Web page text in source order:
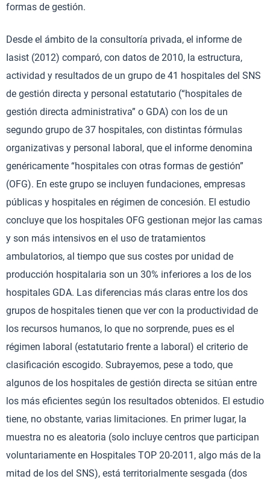
formas de gestión.
Desde el ámbito de la consultoría privada, el informe de
Iasist (2012) comparó, con datos de 2010, la estructura,
actividad y resultados de un grupo de 41 hospitales del SNS
de gestión directa y personal estatutario (“hospitales de
gestión directa administrativa” o GDA) con los de un
segundo grupo de 37 hospitales, con distintas fórmulas
organizativas y personal laboral, que el informe denomina
genéricamente “hospitales con otras formas de gestión”
(OFG). En este grupo se incluyen fundaciones, empresas
públicas y hospitales en régimen de concesión. El estudio
concluye que los hospitales OFG gestionan mejor las camas
y son más intensivos en el uso de tratamientos
ambulatorios, al tiempo que sus costes por unidad de
producción hospitalaria son un 30% inferiores a los de los
hospitales GDA. Las diferencias más claras entre los dos
grupos de hospitales tienen que ver con la productividad de
los recursos humanos, lo que no sorprende, pues es el
régimen laboral (estatutario frente a laboral) el criterio de
clasificación escogido. Subrayemos, pese a todo, que
algunos de los hospitales de gestión directa se sitúan entre
los más eficientes según los resultados obtenidos. El estudio
tiene, no obstante, varias limitaciones. En primer lugar, la
muestra no es aleatoria (solo incluye centros que participan
voluntariamente en Hospitales TOP 20-2011, algo más de la
mitad de los del SNS), está territorialmente sesgada (dos